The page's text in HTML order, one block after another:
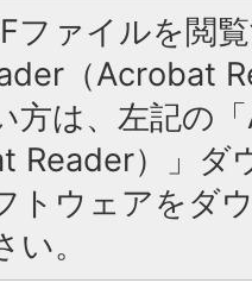
ファイルを閲
（Acrobat
方は、左記の
Reader）」ダ
トウェアをダ
。